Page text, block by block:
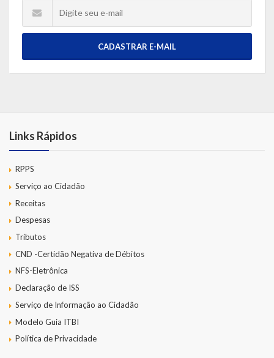
CADASTRAR E-MAIL
Links Rápidos
RPPS
Serviço ao Cidadão
Receitas
Despesas
Tributos
CND -Certidão Negativa de Débitos
NFS-Eletrônica
Declaração de ISS
Serviço de Informação ao Cidadão
Modelo Guia ITBI
Política de Privacidade